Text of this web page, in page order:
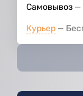
Самовывоз
Курьер